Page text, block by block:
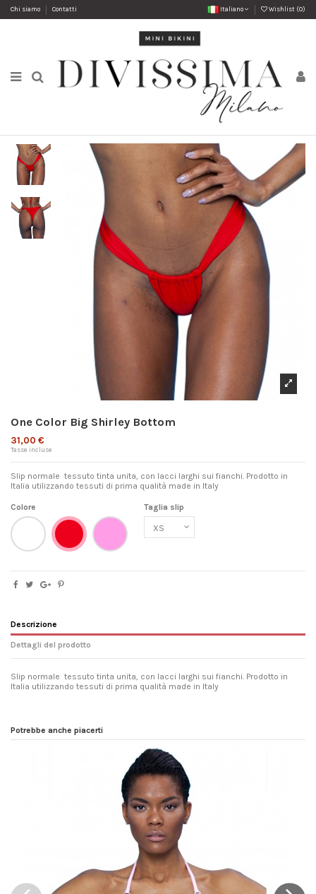
Chi siamo Contatti Italiano Wishlist (0)
One Color Big Shirley Bottom
31,00 €
Tasse incluse
Slip normale tessuto tinta unita, con lacci larghi sui fianchi. Prodotto in
Italia utilizzando tessuti di prima qualità made in Italy
Colore
Bianco
Rosso Rosa
Taglia slip
Descrizione
Dettagli del prodotto
Slip normale tessuto tinta unita, con lacci larghi sui fianchi. Prodotto in
Italia utilizzando tessuti di prima qualità made in Italy
Lavaggio e asciugatura
Lavare in acqua fredda con detersivo
delicato, asciugare lontano da fonti
dirette di calore, non strofinare con
vigore.
Marca
Potrebbe anche piacerti